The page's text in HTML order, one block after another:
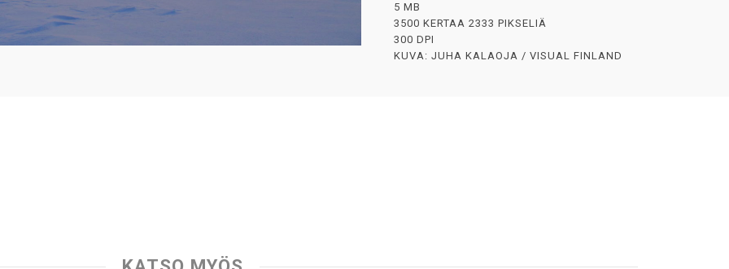
5 MB
3500 KERTAA 2333 PIKSELIÄ
300 DPI
KUVA: JUHA KALAOJA / VISUAL FINLAND